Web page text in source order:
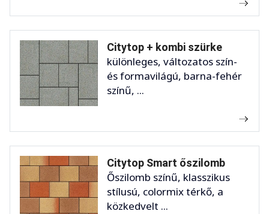
Citytop + kombi szürke
különleges, változatos szín-
és formavilágú, barna-fehér
színű, ...
Citytop Smart őszilomb
Őszilomb színű, klasszikus
stílusú, colormix térkő, a
közkedvelt ...